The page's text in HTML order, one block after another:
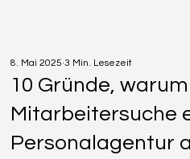
10 Gründe,
Mitarbeitersuche
Personalagentur
8. Mai 2025 3 Min. Lesezeit